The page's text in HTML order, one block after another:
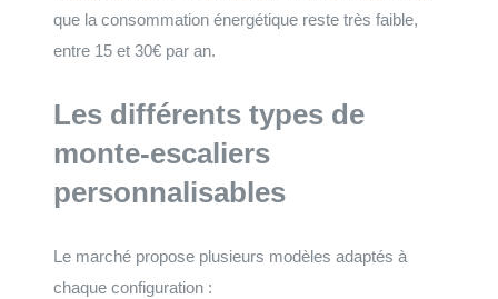
que la consommation énergétique reste très faible,
entre 15 et 30€ par an.
Les différents types de
monte-escaliers
personnalisables
Le marché propose plusieurs modèles adaptés à
chaque configuration :